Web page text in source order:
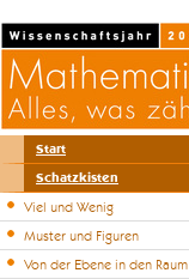
Start
Schatzkisten
Viel und Wenig
Muster und Figuren
Von der Ebene in den Raum